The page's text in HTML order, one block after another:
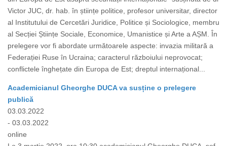
Victor JUC, dr. hab. în științe politice, profesor universitar, director
al Institutului de Cercetări Juridice, Politice și Sociologice, membru
al Secției Științe Sociale, Economice, Umanistice și Arte a AȘM. În
prelegere vor fi abordate următoarele aspecte: invazia militară a
Federației Ruse în Ucraina; caracterul războiului neprovocat;
conflictele înghețate din Europa de Est; dreptul internațional...
Academicianul Gheorghe DUCA va susține o prelegere
publică
03.03.2022
- 03.03.2022
online